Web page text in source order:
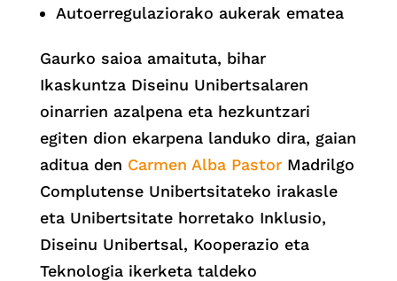
Autoerregulaziorako aukerak ematea
Gaurko saioa amaituta, bihar
Ikaskuntza Diseinu Unibertsalaren
oinarrien azalpena eta hezkuntzari
egiten dion ekarpena landuko dira, gaian
aditua den Carmen Alba PastorMadrilgo
Complutense Unibertsitateko irakasle
eta Unibertsitate horretako Inklusio,
Diseinu Unibertsal, Kooperazio eta
Teknologia ikerketa taldeko